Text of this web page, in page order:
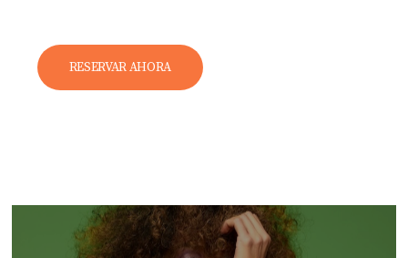
RESERVAR AHORA